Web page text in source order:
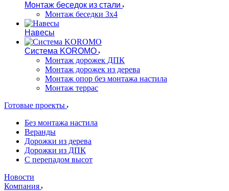
Монтаж беседок из стали
Монтаж беседки 3х4
Навесы
Система KOROMO
Монтаж дорожек ДПК
Монтаж дорожек из дерева
Монтаж опор без монтажа настила
Монтаж террас
Готовые проекты
Без монтажа настила
Веранды
Дорожки из дерева
Дорожки из ДПК
С перепадом высот
Новости
Компания